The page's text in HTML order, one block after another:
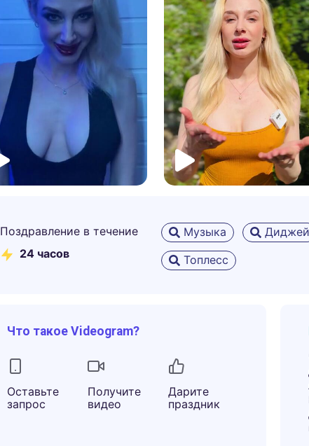
Поздравление в течение
24 часов
Музыка Диджей
Топлесс
Что такое Videogram?
Оставьте
запрос
Получите
видео
Дарите
праздник